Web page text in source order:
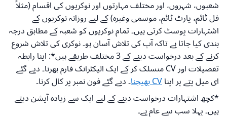
شعبوں، شہروں، اور مختلف مہارتوں اور نوکریوں کی اقسام (مثلاً
فل ٹائم، پارٹ ٹائم، موسمی وغیرہ) کے لیے روزانہ نوکریوں کے
اشتہارات پوسٹ کرتی ہیں۔ تمام نوکریوں کو شعبہ کے مطابق درجہ
بندی کیا جاتا ہے تاکہ آپ کی تلاش آسان ہو۔ نوکری کی تلاش شروع
کرنے کے بعد درخواست دینے کے 3 مختلف طریقے ہیں*: اپنا رابطہ
تفصیلات اور CV منسلک کر کے ایک الیکٹرانک فارم بھرنا۔ دیے گئے
ای میل پتے پر اپناCV بھیجنا
۔ دیے گئے فون نمبر پر کال کرنا۔
*کچھ اشتہارات درخواست دینے کے لیے ایک سے زیادہ آپشن دیتے
ہیں۔ پہلا سب سے عام ہے۔